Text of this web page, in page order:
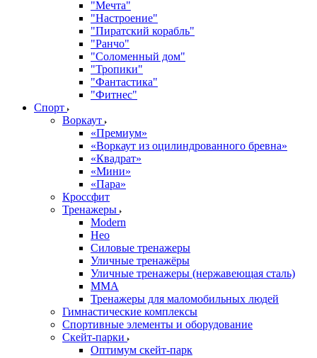
"Мечта"
"Настроение"
"Пиратский корабль"
"Ранчо"
"Соломенный дом"
"Тропики"
"Фантастика"
"Фитнес"
Спорт
Воркаут
«Премиум»
«Воркаут из оцилиндрованного бревна»
«Квадрат»
«Мини»
«Пара»
Кроссфит
Тренажеры
Modern
Нео
Силовые тренажеры
Уличные тренажёры
Уличные тренажеры (нержавеющая сталь)
ММА
Тренажеры для маломобильных людей
Гимнастические комплексы
Спортивные элементы и оборудование
Скейт-парки
Оптимум скейт-парк